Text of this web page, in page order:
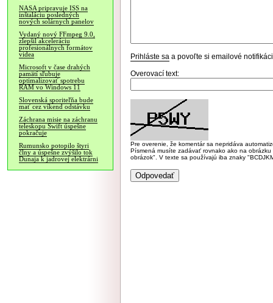
NASA pripravuje ISS na
inštaláciu posledných
nových solárnych panelov
Vydaný nový FFmpeg 9.0,
zlepšil akceleráciu
profesionálnych formátov
videa
Microsoft v čase drahých
pamätí sľubuje
optimalizovať spotrebu
RAM vo Windows 11
Slovenská sporiteľňa bude
mať cez víkend odstávku
Záchrana misie na záchranu
teleskopu Swift úspešne
pokračuje
Rumunsko potopilo štyri
člny a úspešne zvýšilo tok
Dunaja k jadrovej elektrárni
Prihláste sa a povoľte si emailové
Overovací text:
Pre overenie, že komentár sa nepridáva
Písmená musíte zadávať rovnako ako na
obrázok". V texte sa používajú iba znaky